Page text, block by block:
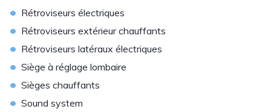
• Rétroviseurs électriques
• Rétroviseurs extérieur chauffants
• Rétroviseurs latéraux électriques
• Siège à réglage lombaire
• Sièges chauffants
• Sound system